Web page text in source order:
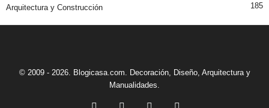
Arquitectura y Construcción 185
© 2009 - 2026. Blogicasa.com. Decoración, Diseño, Arquitectura y
Manualidades.